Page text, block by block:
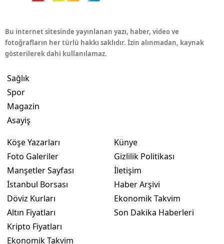
Bu internet sitesinde yayınlanan yazı, haber, video ve
fotoğrafların her türlü hakkı saklıdır. İzin alınmadan, kaynak
gösterilerek dahi kullanılamaz.
Sağlık
Spor
Magazin
Asayiş
Köşe Yazarları
Foto Galeriler
Manşetler Sayfası
İstanbul Borsası
Döviz Kurları
Altın Fiyatları
Kripto Fiyatları
Ekonomik Takvim
Künye
Gizlilik Politikası
İletişim
Haber Arşivi
Ekonomik Takvim
Son Dakika Haberleri